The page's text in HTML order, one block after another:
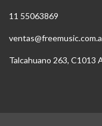
11 55063869
Talcahuano 263, C1013